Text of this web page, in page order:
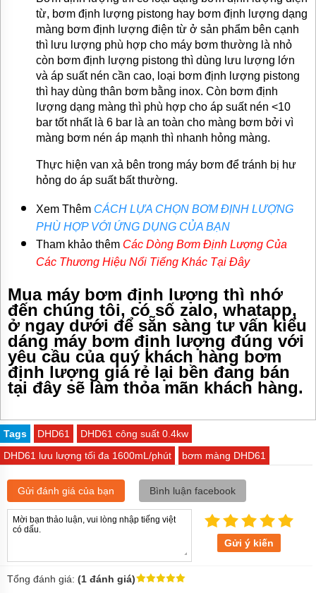
từ, bơm định lượng pistong hay bơm định lượng dạng
màng bơm định lượng điện từ ở sản phẩm bên cạnh
thì lưu lượng phù hợp cho máy bơm thường là nhỏ
còn bơm định lượng pistong thì dùng lưu lượng lớn
và áp suất nén cần cao, loại bơm định lượng pistong
thì hay dùng thân bơm bằng inox. Còn bơm định
lượng dạng màng thì phù hợp cho áp suất nén <10
bar tốt nhất là 6 bar là an toàn cho màng bơm bởi vì
màng bơm nén áp mạnh thì nhanh hỏng màng.
Thực hiện van xả bên trong máy bơm để tránh bị hư
hỏng do áp suất bất thường.
Xem Thêm CÁCH LỰA CHỌN BƠM ĐỊNH LƯỢNG
PHÙ HỢP VỚI ỨNG DỤNG CỦA BẠN
Tham khảo thêm Các Dòng Bơm Định Lượng Của
Các Thương Hiệu Nổi Tiếng Khác Tại Đây
Mua máy bơm định lượng thì nhớ
đến chúng tôi, có số zalo, whatapp,
ở ngay dưới để sẵn sàng tư vấn kiểu
dáng máy bơm định lượng đúng với
yêu cầu của quý khách hàng bơm
định lượng giá rẻ lại bền đang bán
tại đây sẽ làm thỏa mãn khách hàng.
Tags DHD61
DHD61 công suất 0.4kw
DHD61 lưu lượng tối đa 1600mL/phút
bơm màng DHD61
Gửi đánh giá của bạn Bình luận facebook
Gửi ý kiến
Tổng đánh giá: (1 đánh giá)